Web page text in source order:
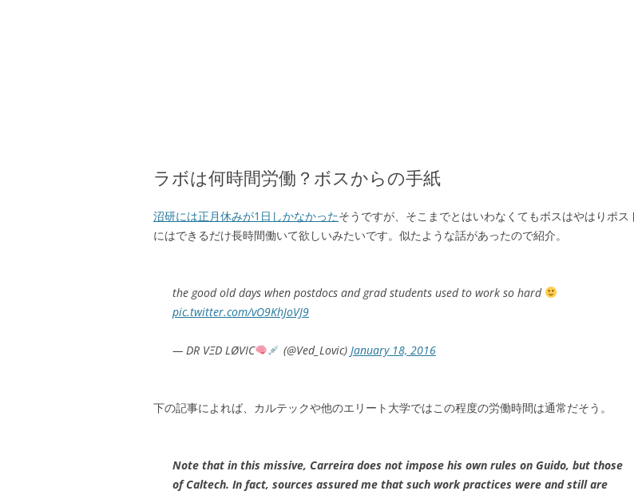
ラボは何時間労働？ボスからの手紙
沼研には正月休みが1日しかなかったそうですが、そこまでとはいわなくてもボスはやはりポス
にはできるだけ長時間働いて欲しいみたいです。似たような話があったので紹介。
the good old days when postdocs and grad students used to work so hard
pic.twitter.com/vO9KhJoVJ9
— DR VΞD LØVIC (@Ved_Lovic) January 18, 2016
下の記事によれば、カルテックや他のエリート大学ではこの程度の労働時間は通常だそう。
Note that in this missive, Carreira does not impose his own rules on Guido, but those
of Caltech. In fact, sources assured me that such work practices were and still are